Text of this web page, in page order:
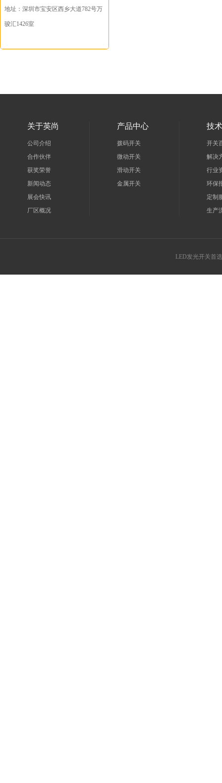
地址： 深圳市宝安区西乡大道782号万
骏汇1426室
关于英尚
公司介绍
合作伙伴
获奖荣誉
新闻动态
展会快讯
厂区概况
产品中心
拨码开关
微动开关
滑动开关
金属开关
技
开关
解决
行业
环保
定制
生产
LED发光开关首